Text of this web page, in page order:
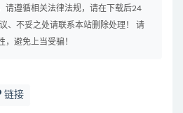
请遵循相关法律法规，请在下载后24
、不妥之处请联系本站删除处理！ 请
，避免上当受骗！
链接